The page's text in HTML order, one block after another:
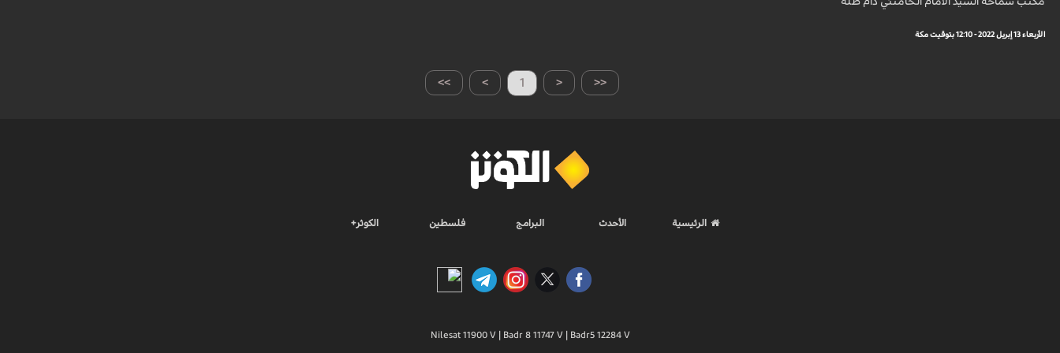
الأربعاء 13 إبريل 2022 - 12:10 بتوقيت مكة
>> > 1 < <<
الرئيسية الأحدث البرامج فلسطين الكوثر+
Nilesat 11900 V | Badr 8 11747 V | Badr5 12284 V